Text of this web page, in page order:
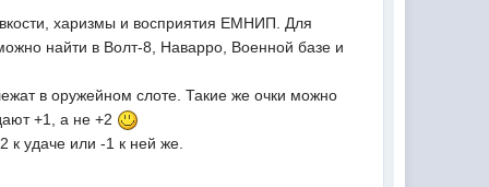
харизмы и восприятия ЕМНИП. Для
найти в Волт-8, Наварро, Военной базе и
в оружейном слоте. Такие же очки можно
+1, а не +2
к удаче или -1 к ней же.